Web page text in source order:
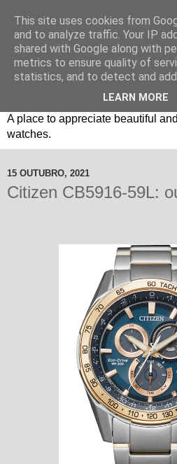
Um espaço sobre relógios "B3":
A place to appreciate beautiful
watches.
15 OUTUBRO, 2021
Citizen CB5916-59L:
This site uses cookies from
and to analyze traffic. Your IP
shared with Google along with
metrics to ensure quality of
statistics, and to detect and
LEARN MORE